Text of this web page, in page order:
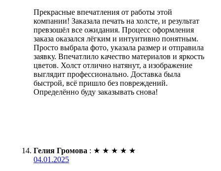
Прекрасные впечатления от работы этой
компании! Заказала печать на холсте, и результат
превзошёл все ожидания. Процесс оформления
заказа оказался лёгким и интуитивно понятным.
Просто выбрала фото, указала размер и отправила
заявку. Впечатлило качество материалов и яркость
цветов. Холст отлично натянут, а изображение
выглядит профессионально. Доставка была
быстрой, всё пришло без повреждений.
Определённо буду заказывать снова!
Гелия Громова : ★ ★ ★ ★ ★
04.01.2025